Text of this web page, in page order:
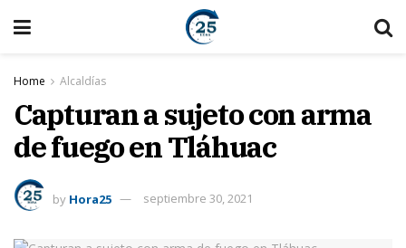
Home Alcaldías
Capturan a sujeto con arma
de fuego en Tláhuac
by Hora25 septiembre 30, 2021